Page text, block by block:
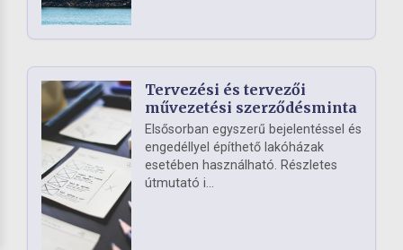
Tervezési és tervezői
művezetési szerződésminta
Elsősorban egyszerű bejelentéssel és
engedéllyel építhető lakóházak
esetében használható. Részletes
útmutató i...